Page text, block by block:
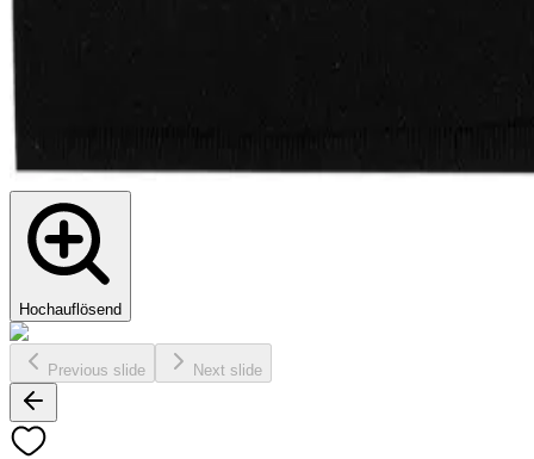
Hochauflösend
Previous slide Next slide